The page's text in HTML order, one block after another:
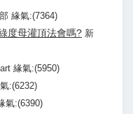
緣氣:(7364)
度母灌頂法會嗎? 新
緣氣:(5950)
:(6232)
氣:(6390)